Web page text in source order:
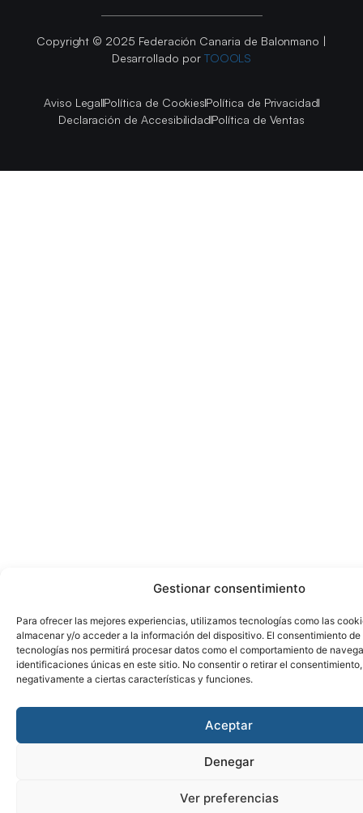
Gestionar consentimiento
Para ofrecer las mejores experiencias, utilizamos tecnologías como las
almacenar y/o acceder a la información del dispositivo. El consentimiento de
tecnologías nos permitirá procesar datos como el comportamiento de
identificaciones únicas en este sitio. No consentir o retirar el
negativamente a ciertas características y funciones.
Aceptar
Denegar
Ver preferencias
Copyright © 2025 Federación Canaria de Balonmano |
Desarrollado por TOOOLS
Aviso LegalPolítica de CookiesPolítica de Privacidad
Declaración de AccesibilidadPolítica de Ventas